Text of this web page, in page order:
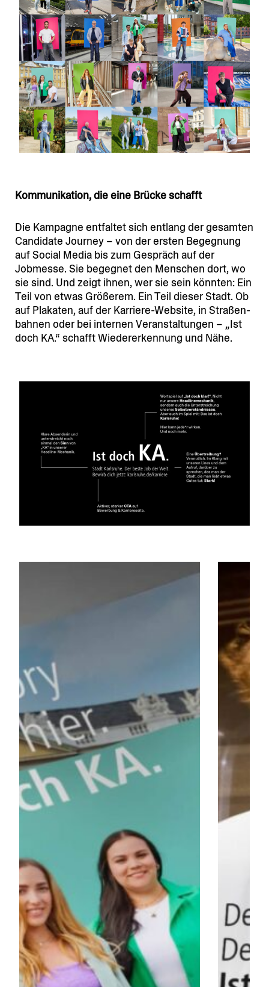
Kommu­ni­kation, die eine Brücke schafft
Die Kampagne entfaltet sich entlang der gesamten
Candidate Journey – von der ersten Begegnung
auf Social Media bis zum Gespräch auf der
Jobmesse. Sie begegnet den Menschen dort, wo
sie sind. Und zeigt ihnen, wer sie sein könnten: Ein
Teil von etwas Größerem. Ein Teil dieser Stadt. Ob
auf Plakaten, auf der Karriere-Website, in Straßen­
bahnen oder bei internen Veran­stal­tungen – „Ist
doch KA.“ schafft Wieder­erkennung und Nähe.